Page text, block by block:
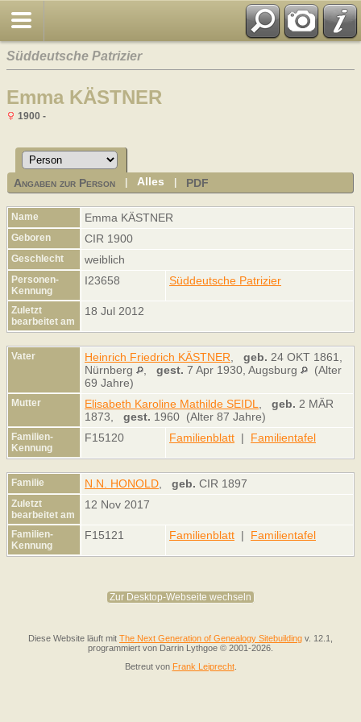
Süddeutsche Patrizier
Emma KÄSTNER
1900 -
Angaben zur Person |Alles PDF
Name Emma KÄSTNER
Geboren CIR 1900
Geschlecht weiblich
Personen-
Kennung
I23658 Süddeutsche Patrizier
Zuletzt
bearbeitet am
18 Jul 2012
Vater Heinrich Friedrich KÄSTNER geb. 24 OKT 1861,
Nürnberg
gest. 7 Apr 1930, Augsburg
(Alter
69 Jahre)
Mutter Elisabeth Karoline Mathilde SEIDL geb. 2 MÄR
1873, gest. 1960 (Alter 87 Jahre)
Familien-
Kennung
F15120 Familienblatt | Familientafel
Familie N.N. HONOLD geb. CIR 1897
Zuletzt
bearbeitet am
12 Nov 2017
Familien-
Kennung
F15121 Familienblatt | Familientafel
Zur Desktop-Webseite wechseln
Diese Website läuft mit The Next Generation of Genealogy Sitebuilding v. 12.1,
programmiert von Darrin Lythgoe © 2001-2026.
Betreut von Frank Leiprecht.